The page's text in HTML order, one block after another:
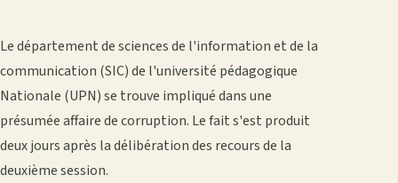
Le département de sciences de l'information et de la
communication (SIC) de l'université pédagogique
Nationale (UPN) se trouve impliqué dans une
présumée affaire de corruption. Le fait s'est produit
deux jours après la délibération des recours de la
deuxième session.